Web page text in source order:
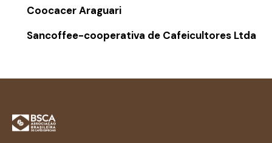
Coocacer Araguari
Sancoffee-cooperativa de Cafeicultores Ltda